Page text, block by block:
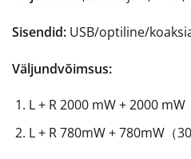
Sisendid: USB/optiline/
Väljundvõimsus:
L + R 2000 mW + 2000
L + R 780mW + 780mW（